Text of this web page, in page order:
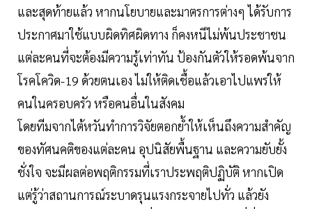
และสุดท้ายแล้ว หากนโยบายและมาตรการต่างๆ ได้รับการ
ประกาศมาใช้แบบผิดทิศผิดทาง ก็คงหนีไม่พ้นประชาชน
แต่ละคนที่จะต้องมีความรู้เท่าทัน ป้องกันตัวให้รอดพ้นจาก
โรคโควิด-19 ด้วยตนเอง ไม่ให้ติดเชื้อแล้วเอาไปแพร่ให้
คนในครอบครัว หรือคนอื่นในสังคม
โดยทีมจากไต้หวันทำการวิจัยตอกย้ำให้เห็นถึงความสำคัญ
ของทัศนคติของแต่ละคน อุปนิสัยพื้นฐาน และความยับยั้ง
ชั่งใจ จะมีผลต่อพฤติกรรมที่เราประพฤติปฏิบัติ หากเปิด
แต่รู้ว่าสถานการณ์ระบาดรุนแรงกระจายไปทั่ว แล้วยัง